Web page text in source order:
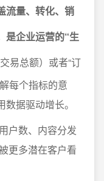
流量、转化、销
是企业运营的“生
易总额）或者“订
每个指标的意
据驱动增长。
户数、内容分发
更多潜在客户看